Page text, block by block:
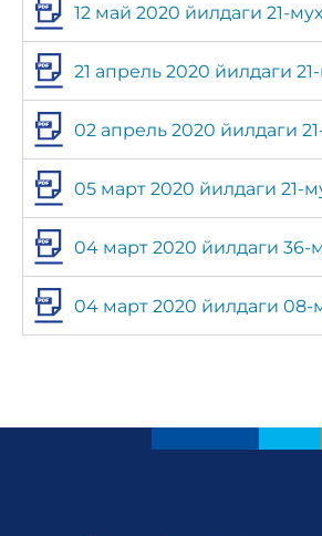
12 май 2020 йилдаги 21-
21 апрель 2020 йилдаги
02 апрель 2020 йилдаги
05 март 2020 йилдаги 21-
04 март 2020 йилдаги 36-
04 март 2020 йилдаги 08-